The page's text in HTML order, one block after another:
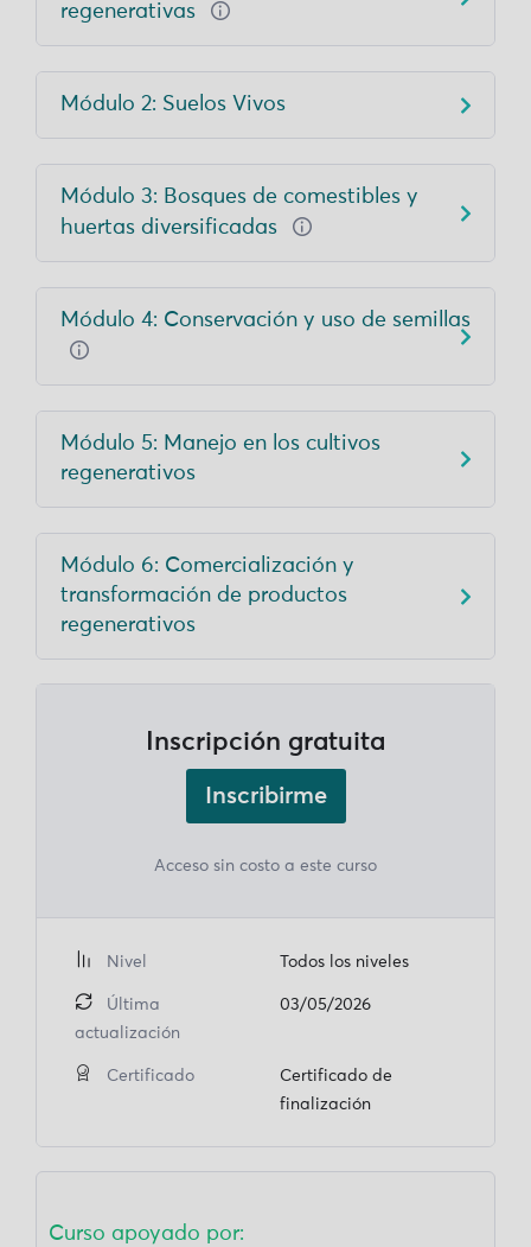
regenerativas
Módulo 2: Suelos Vivos
Módulo 3: Bosques de comestibles y
huertas diversificadas
Módulo 4: Conservación y uso de semillas
Módulo 5: Manejo en los cultivos
regenerativos
Módulo 6: Comercialización y
transformación de productos
regenerativos
Inscripción gratuita
Inscribirme
Acceso sin costo a este curso
Nivel Todos los niveles
Última
actualización
03/05/2026
Certificado
Certificado de
finalización
Curso apoyado por: